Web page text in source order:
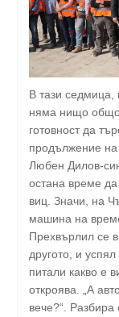
В тази седмица,
няма нищо общо
готовност да
продължение
Любен Дилов-
остана време
виц. Значи, на
машина на
Прехвърлил се
другото, и
питали какво е
откроява. „А
вече?“.